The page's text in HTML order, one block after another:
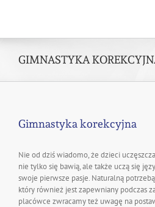
GIMNASTYKA
Gimnastyka korekcyjna
Nie od dziś wiadomo, że dzieci
nie tylko się bawią, ale także uczą się
swoje pierwsze pasje. Naturalną
który również jest zapewniany podczas
placówce zwracamy też uwagę na